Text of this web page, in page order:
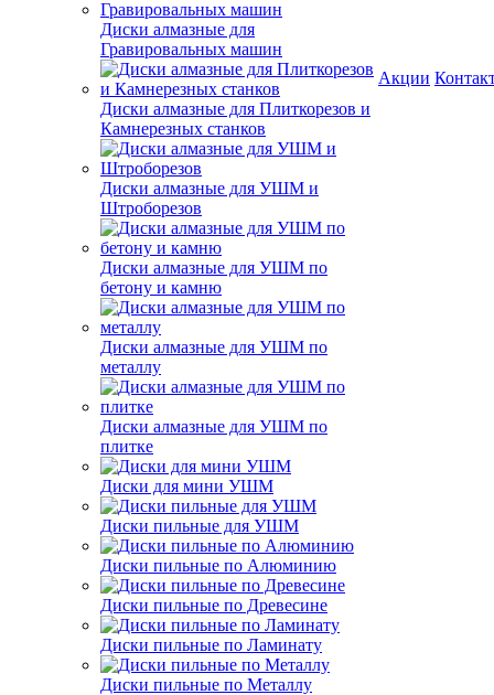
Диски алмазные для
Гравировальных машин
Диски алмазные для Плиткорезов и
Камнерезных станков
Диски алмазные для УШМ и
Штроборезов
Диски алмазные для УШМ по
бетону и камню
Диски алмазные для УШМ по
металлу
Диски алмазные для УШМ по
плитке
Диски для мини УШМ
Диски пильные для УШМ
Диски пильные по Алюминию
Диски пильные по Древесине
Диски пильные по Ламинату
Диски пильные по Металлу
Акции